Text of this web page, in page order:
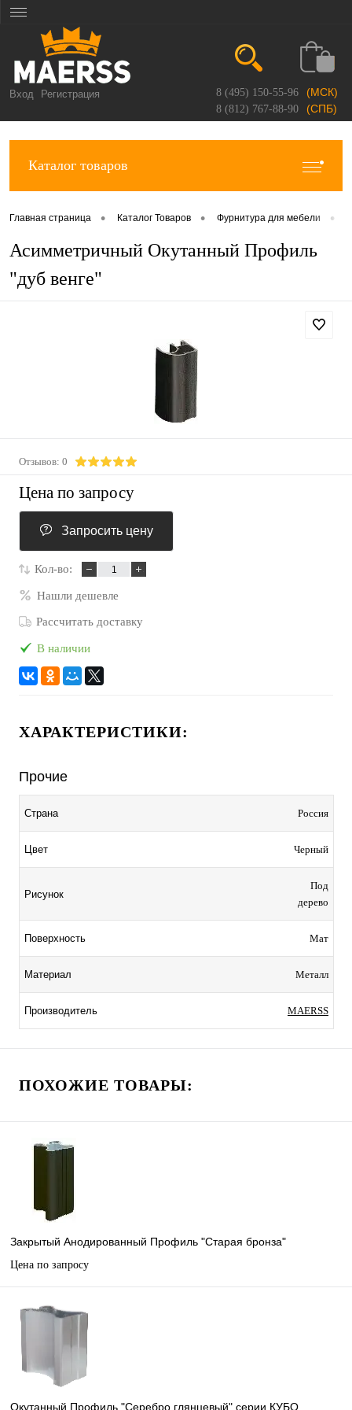
Вход Регистрация 8 (495) 150-55-96 (МСК)
8 (812) 767-88-90 (СПБ)
Каталог товаров
Главная страница • Каталог Товаров • Фурнитура для мебели •
Асимметричный Окутанный Профиль
"дуб венге"
Отзывов: 0
Цена по запросу
Запросить цену
Кол-во:
Нашли дешевле
Рассчитать доставку
В наличии
ХАРАКТЕРИСТИКИ:
Прочие
Страна Россия
Цвет Черный
Рисунок
Под
дерево
Поверхность Мат
Материал Металл
Производитель MAERSS
ПОХОЖИЕ ТОВАРЫ:
Закрытый Анодированный Профиль "Старая бронза"
Цена по запросу
Окутанный Профиль "Серебро глянцевый" серии КУБО